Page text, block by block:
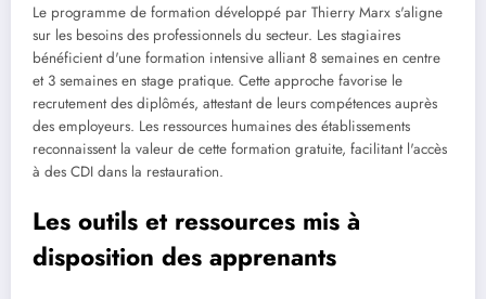
Le programme de formation développé par Thierry Marx s'aligne
sur les besoins des professionnels du secteur. Les stagiaires
bénéficient d'une formation intensive alliant 8 semaines en centre
et 3 semaines en stage pratique. Cette approche favorise le
recrutement des diplômés, attestant de leurs compétences auprès
des employeurs. Les ressources humaines des établissements
reconnaissent la valeur de cette formation gratuite, facilitant l'accès
à des CDI dans la restauration.
Les outils et ressources mis à
disposition des apprenants